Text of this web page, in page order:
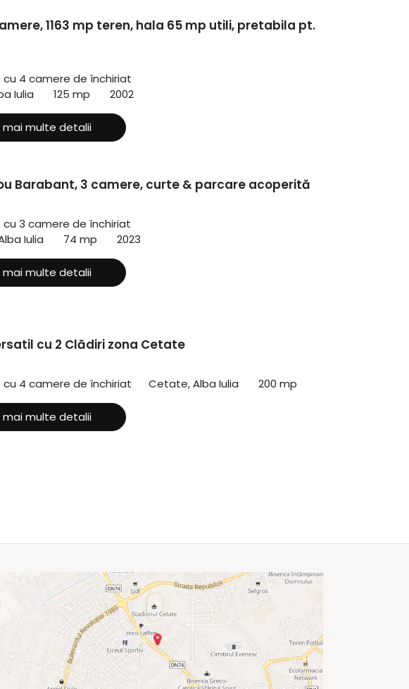
1163 mp teren, hala 65 mp utili, pretabila pt.
cu 4 camere de închiriat
Iulia
125 mp 2002
mai multe detalii
Barabant, 3 camere, curte & parcare acoperită
cu 3 camere de închiriat
Iulia
74 mp 2023
mai multe detalii
cu 2 Clădiri zona Cetate
cu 4 camere de închiriat Cetate, Alba Iulia 200 mp
mai multe detalii